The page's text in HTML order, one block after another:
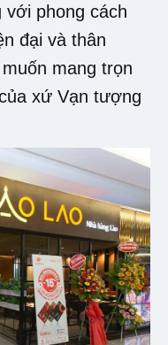
với phong cách
đại và thân
mang trọn
xứ Vạn tượng